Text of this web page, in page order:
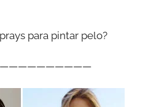
para pintar pelo?